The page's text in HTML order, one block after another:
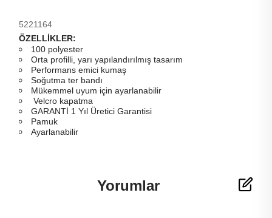
5221164
ÖZELLİKLER:
100 polyester
Orta profilli, yarı yapılandırılmış tasarım
Performans emici kumaş
Soğutma ter bandı
Mükemmel uyum için ayarlanabilir
Velcro kapatma
GARANTİ 1 Yıl Üretici Garantisi
Pamuk
Ayarlanabilir
Yorumlar